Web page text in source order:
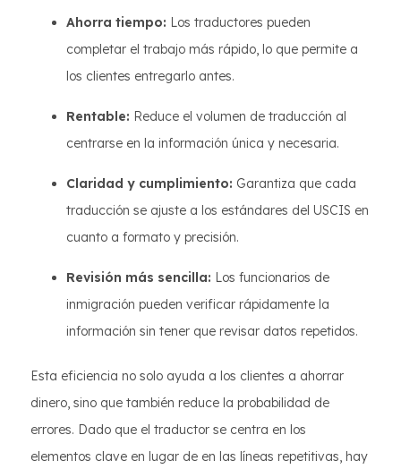
Ahorra tiempo: Los traductores pueden
completar el trabajo más rápido, lo que permite a
los clientes entregarlo antes.
Rentable: Reduce el volumen de traducción al
centrarse en la información única y necesaria.
Claridad y cumplimiento: Garantiza que cada
traducción se ajuste a los estándares del USCIS en
cuanto a formato y precisión.
Revisión más sencilla: Los funcionarios de
inmigración pueden verificar rápidamente la
información sin tener que revisar datos repetidos.
Esta eficiencia no solo ayuda a los clientes a ahorrar
dinero, sino que también reduce la probabilidad de
errores. Dado que el traductor se centra en los
elementos clave en lugar de en las líneas repetitivas, hay